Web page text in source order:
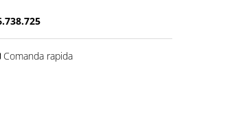
Comanda rapida